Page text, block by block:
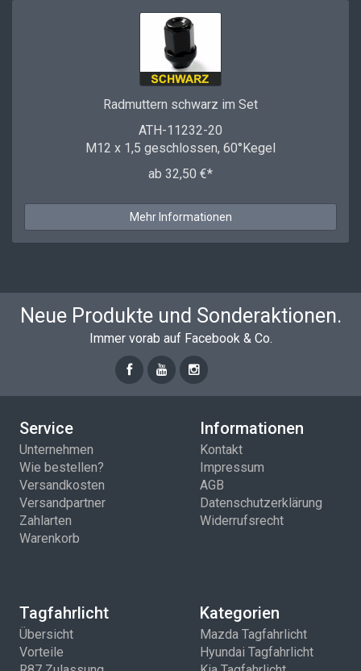
Radmuttern schwarz im Set
ATH-11232-20
M12 x 1,5 geschlossen, 60°Kegel
ab 32,50 €*
Mehr Informationen
Neue Produkte und Sonderaktionen.
Immer vorab auf Facebook & Co.
Service
Unternehmen
Wie bestellen?
Versandkosten
Versandpartner
Zahlarten
Warenkorb
Informationen
Kontakt
Impressum
AGB
Datenschutzerklärung
Widerrufsrecht
Tagfahrlicht
Übersicht
Vorteile
Kategorien
Mazda Tagfahrlicht
Hyundai Tagfahrlicht